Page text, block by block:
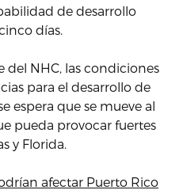
de desarrollo
días.
del NHC, las condiciones
para el desarrollo de
espera que se mueve al
pueda provocar fuertes
y Florida.
afectar Puerto Rico